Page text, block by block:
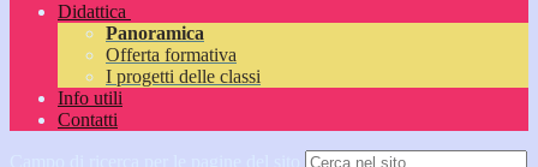
Didattica
Panoramica
Offerta formativa
I progetti delle classi
Info utili
Contatti